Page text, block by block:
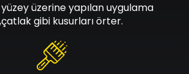
yüzey üzerine yapılan uygulama
gibi kusurları örter.